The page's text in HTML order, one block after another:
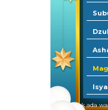
Isya
Tidak ada